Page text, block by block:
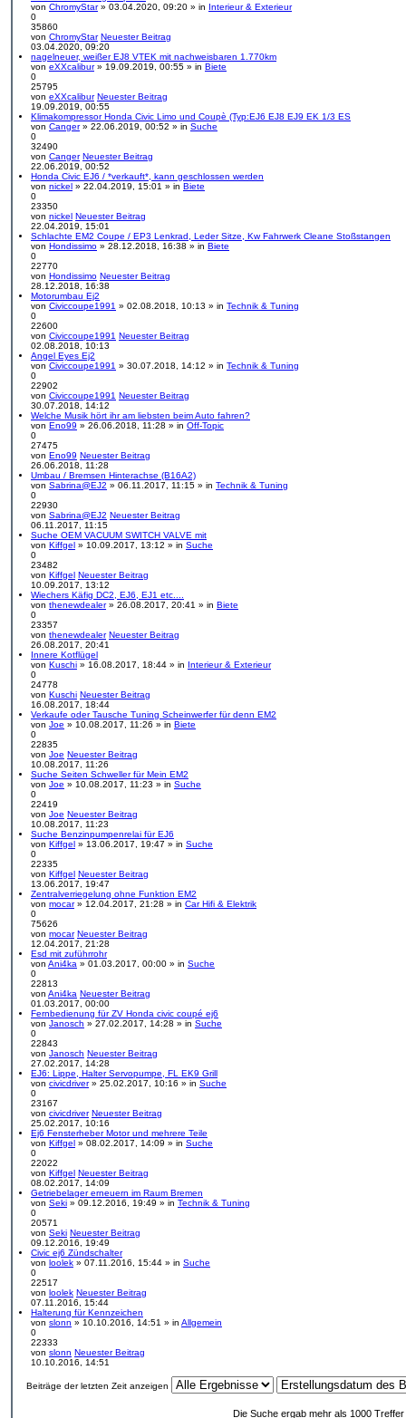
von ChromyStar» 03.04.2020, 09:20 » in Interieur & Exterieur
0
35860
von ChromyStar Neuester Beitrag
03.04.2020, 09:20
nagelneuer, weißer EJ8 VTEK mit nachweisbaren 1.770km
von eXXcalibur» 19.09.2019, 00:55 » in Biete
0
25795
von eXXcalibur Neuester Beitrag
19.09.2019, 00:55
Klimakompressor Honda Civic Limo und Coupè (Typ:EJ6 EJ8 EJ9 EK 1/3 ES
von Canger» 22.06.2019, 00:52 » in Suche
0
32490
von Canger Neuester Beitrag
22.06.2019, 00:52
Honda Civic EJ6 / *verkauft*, kann geschlossen werden
von nickel » 22.04.2019, 15:01 » in Biete
0
23350
von nickel Neuester Beitrag
22.04.2019, 15:01
Schlachte EM2 Coupe / EP3 Lenkrad, Leder Sitze, Kw Fahrwerk Cleane Stoßstangen
von Hondissimo » 28.12.2018, 16:38 » in Biete
0
22770
von Hondissimo Neuester Beitrag
28.12.2018, 16:38
Motorumbau Ej2
von Civiccoupe1991 » 02.08.2018, 10:13 » in Technik & Tuning
0
22600
von Civiccoupe1991 Neuester Beitrag
02.08.2018, 10:13
Angel Eyes Ej2
von Civiccoupe1991 » 30.07.2018, 14:12 » in Technik & Tuning
0
22902
von Civiccoupe1991 Neuester Beitrag
30.07.2018, 14:12
Welche Musik hört ihr am liebsten beim Auto fahren?
von Eno99 » 26.06.2018, 11:28 » in Off-Topic
0
27475
von Eno99 Neuester Beitrag
26.06.2018, 11:28
Umbau / Bremsen Hinterachse (B16A2)
von Sabrina@EJ2 » 06.11.2017, 11:15 » in Technik & Tuning
0
22930
von Sabrina@EJ2 Neuester Beitrag
06.11.2017, 11:15
Suche OEM VACUUM SWITCH VALVE mit
von Kiffgel » 10.09.2017, 13:12 » in Suche
0
23482
von Kiffgel Neuester Beitrag
10.09.2017, 13:12
Wiechers Käfig DC2, EJ6, EJ1 etc....
von thenewdealer» 26.08.2017, 20:41 » in Biete
0
23357
von thenewdealer Neuester Beitrag
26.08.2017, 20:41
Innere Kotflügel
von Kuschi » 16.08.2017, 18:44 » in Interieur & Exterieur
0
24778
von Kuschi Neuester Beitrag
16.08.2017, 18:44
Verkaufe oder Tausche Tuning Scheinwerfer für denn EM2
von Joe » 10.08.2017, 11:26 » in Biete
0
22835
von Joe Neuester Beitrag
10.08.2017, 11:26
Suche Seiten Schweller für Mein EM2
von Joe » 10.08.2017, 11:23 » in Suche
0
22419
von Joe Neuester Beitrag
10.08.2017, 11:23
Suche Benzinpumpenrelai für EJ6
von Kiffgel » 13.06.2017, 19:47 » in Suche
0
22335
von Kiffgel Neuester Beitrag
13.06.2017, 19:47
Zentralverriegelung ohne Funktion EM2
von mocar» 12.04.2017, 21:28 » in Car Hifi & Elektrik
0
75626
von mocar Neuester Beitrag
12.04.2017, 21:28
Esd mit zuführrohr
von Ani4ka » 01.03.2017, 00:00 » in Suche
0
22813
von Ani4ka Neuester Beitrag
01.03.2017, 00:00
Fernbedienung für ZV Honda civic coupé ej6
von Janosch » 27.02.2017, 14:28 » in Suche
0
22843
von Janosch Neuester Beitrag
27.02.2017, 14:28
EJ6: Lippe, Halter Servopumpe, FL EK9 Grill
von civicdriver» 25.02.2017, 10:16 » in Suche
0
23167
von civicdriver Neuester Beitrag
25.02.2017, 10:16
Ej6 Fensterheber Motor und mehrere Teile
von Kiffgel » 08.02.2017, 14:09 » in Suche
0
22022
von Kiffgel Neuester Beitrag
08.02.2017, 14:09
Getriebelager erneuern im Raum Bremen
von Seki » 09.12.2016, 19:49 » in Technik & Tuning
0
20571
von Seki Neuester Beitrag
09.12.2016, 19:49
Civic ej6 Zündschalter
von loolek » 07.11.2016, 15:44 » in Suche
0
22517
von loolek Neuester Beitrag
07.11.2016, 15:44
Halterung für Kennzeichen
von slonn » 10.10.2016, 14:51 » in Allgemein
0
22333
von slonn Neuester Beitrag
10.10.2016, 14:51
Beiträge der letzten Zeit anzeigen
Die Suche ergab mehr als 1000 Treffer